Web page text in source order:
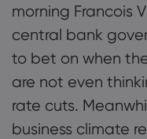
morning Francois
central bank
to bet on when
are not even
rate cuts.
business climate